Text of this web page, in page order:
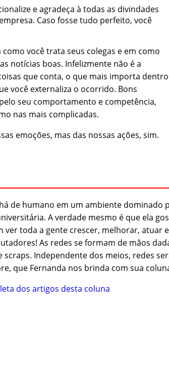
e agradeça à todas as divindades
Caso fosse tudo perfeito, você
você trata seus colegas e em como
notícias boas. Infelizmente não é a
que conta, o que mais importa dentro
você externaliza o ocorrido. Bons
seu comportamento e competência,
nas mais complicadas.
emoções, mas das nossas ações, sim.
de humano em um ambiente dominado
A verdade mesmo é que ela
toda a gente crescer, melhorar, atuar
As redes se formam de mãos
Independente dos meios, redes
que Fernanda nos brinda com sua
dos artigos desta coluna